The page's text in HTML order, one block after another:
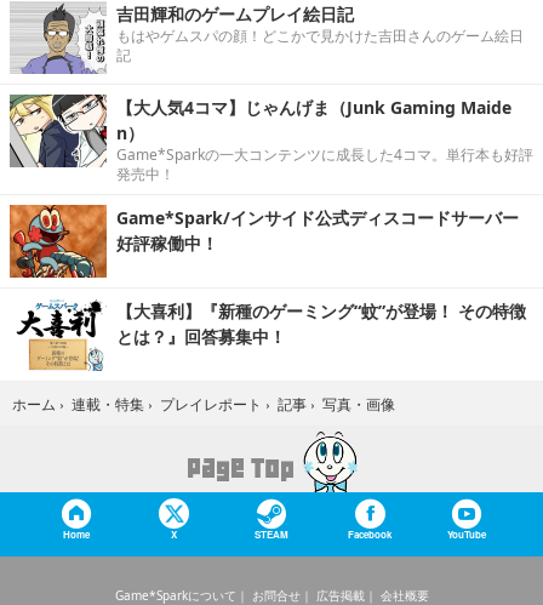
吉田輝和のゲームプレイ絵日記
もはやゲムスパの顔！どこかで見かけた吉田さんのゲーム絵日
記
【大人気4コマ】じゃんげま（Junk Gaming Maide
n）
Game*Sparkの一大コンテンツに成長した4コマ。単行本も好評
発売中！
Game*Spark/インサイド公式ディスコードサーバー
好評稼働中！
【大喜利】『新種のゲーミング“蚊”が登場！ その特徴
とは？』回答募集中！
ホーム › 連載・特集 › プレイレポート › 記事 › 写真・画像
Home X STEAM Facebook YouTube
Game*Sparkについて お問合せ 広告掲載
会社概要